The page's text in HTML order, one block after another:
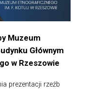
Muzeum
Głównym
w Rzeszowie
prezentacji rzeźb